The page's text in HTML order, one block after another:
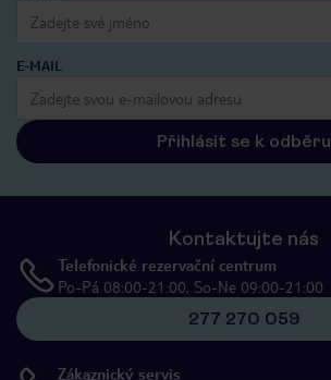
E-MAIL
Přihlásit se k odběru
Kontaktujte nás
Telefonické rezervační centrum
Po-Pá 08:00-21:00, So-Ne 09:00-21:00
277 270 059
Zákaznický servis